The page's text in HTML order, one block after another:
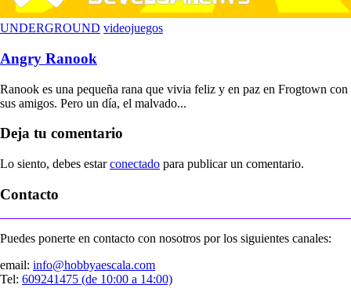
UNDERGROUND videojuegos
Angry Ranook
Ranook es una pequeña rana que vivia feliz y en paz en Frogtown con
sus amigos. Pero un día, el malvado...
Deja tu comentario
Lo siento, debes estarconectado para publicar un comentario.
Contacto
Puedes ponerte en contacto con nosotros por los siguientes canales:
email: info@hobbyaescala.com
Tel: 609241475 (de 10:00 a 14:00)